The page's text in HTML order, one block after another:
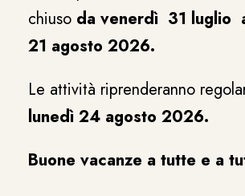
chiuso da venerdì 31 luglio
21 agosto 2026.
Le attività riprenderanno
lunedì 24 agosto 2026.
Buone vacanze a tutte e a